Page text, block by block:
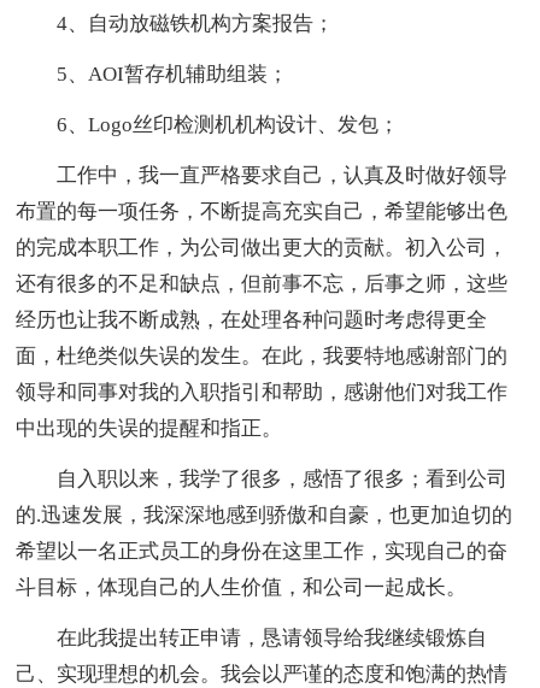
4、自动放磁铁机构方案报告；
5、AOI暂存机辅助组装；
6、Logo丝印检测机机构设计、发包；
工作中，我一直严格要求自己，认真及时做好领导
布置的每一项任务，不断提高充实自己，希望能够出色
的完成本职工作，为公司做出更大的贡献。初入公司，
还有很多的不足和缺点，但前事不忘，后事之师，这些
经历也让我不断成熟，在处理各种问题时考虑得更全
面，杜绝类似失误的发生。在此，我要特地感谢部门的
领导和同事对我的入职指引和帮助，感谢他们对我工作
中出现的失误的提醒和指正。
自入职以来，我学了很多，感悟了很多；看到公司
的.迅速发展，我深深地感到骄傲和自豪，也更加迫切的
希望以一名正式员工的身份在这里工作，实现自己的奋
斗目标，体现自己的人生价值，和公司一起成长。
在此我提出转正申请，恳请领导给我继续锻炼自
己、实现理想的机会。我会以严谨的态度和饱满的热情